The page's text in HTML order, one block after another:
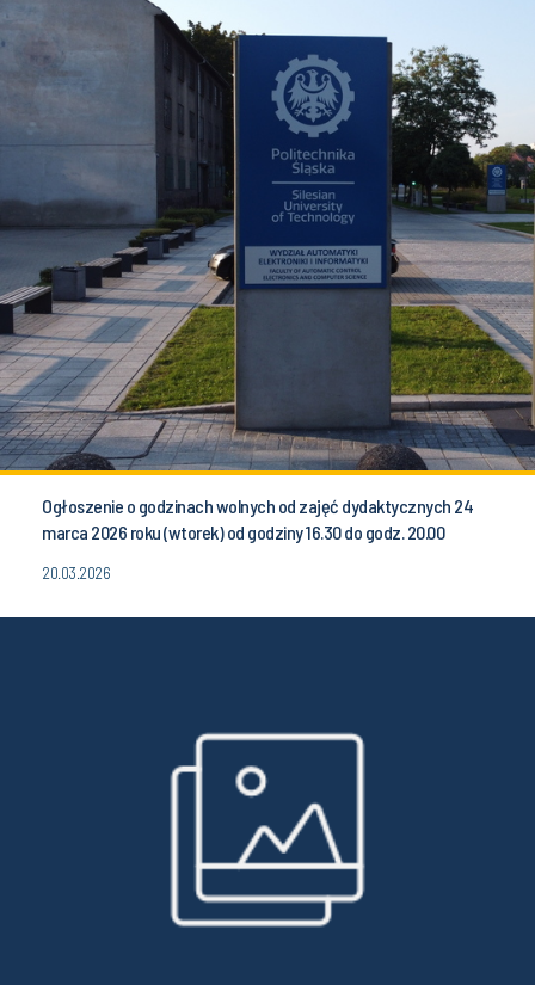
Ogłoszenie o godzinach wolnych od zajęć dydaktycznych 24
marca 2026 roku (wtorek) od godziny 16.30 do godz. 20.00
20.03.2026